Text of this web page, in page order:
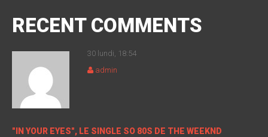
RECENT COMMENTS
30 lundi, 18:54
admin
"IN YOUR EYES", LE SINGLE SO 80S DE THE WEEKND